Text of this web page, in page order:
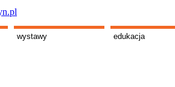
wystawy edukacja